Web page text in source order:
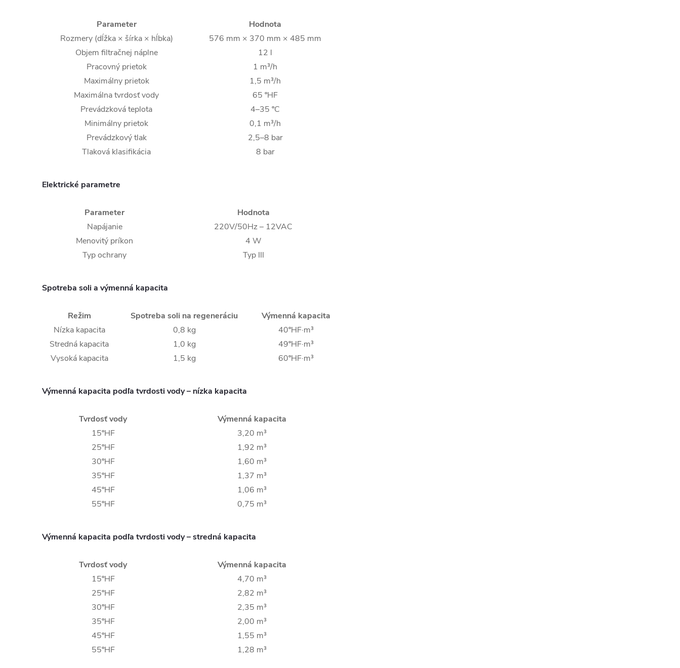
Parameter
Hodnota
Rozmery (dĺžka × šírka × hĺbka)
576 mm × 370 mm × 485 mm
Objem filtračnej náplne
12 l
Pracovný prietok
1 m³/h
Maximálny prietok
1,5 m³/h
Maximálna tvrdosť vody
65 ºHF
Prevádzková teplota
4–35 ºC
Minimálny prietok
0,1 m³/h
Prevádzkový tlak
2,5–8 bar
Tlaková klasifikácia
8 bar
Elektrické parametre
Parameter
Hodnota
Napájanie
220V/50Hz – 12VAC
Menovitý príkon
4 W
Typ ochrany
Typ III
Spotreba soli a výmenná kapacita
Režim Spotreba soli na regeneráciu
Výmenná kapacita
Nízka kapacita
0,8 kg
40ºHF·m³
Stredná kapacita
1,0 kg
49ºHF·m³
Vysoká kapacita
1,5 kg 60ºHF·m³
Výmenná kapacita podľa tvrdosti vody – nízka kapacita
Tvrdosť vody
Výmenná kapacita
15ºHF
3,20 m³
25ºHF
1,92 m³
30ºHF
1,60 m³
35ºHF
1,37 m³
45ºHF
1,06 m³
55ºHF
0,75 m³
Výmenná kapacita podľa tvrdosti vody – stredná kapacita
Tvrdosť vody
Výmenná kapacita
15ºHF
4,70 m³
25ºHF
2,82 m³
30ºHF
2,35 m³
35ºHF
2,00 m³
45ºHF
1,55 m³
55ºHF
1,28 m³